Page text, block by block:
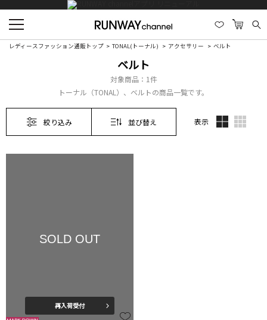
レディースファッション通販トップ TONAL(トーナル) アクセサリー ベルト
ベルト
対象商品： 1件
トーナル（TONAL）、ベルトの商品一覧です。
絞り込み 並び替え 表示
SOLD OUT
再入荷受付